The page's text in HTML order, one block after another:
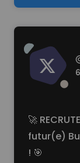
Read more
🚀
futur(e)
! 🎯